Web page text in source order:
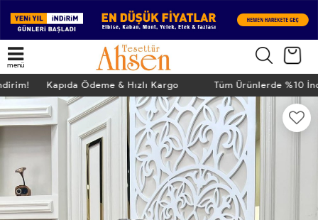
menü
Kapıda Ödeme & Hızlı Kargo Tüm Ürünlerde %10